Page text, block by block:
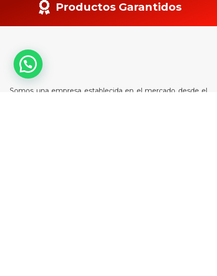
Productos Garantidos
Somos una empresa establecida en el mercado desde el